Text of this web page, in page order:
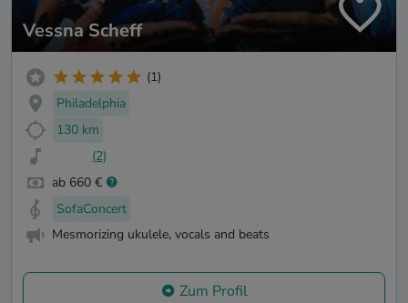
Vessna Scheff
(1)
Philadelphia
130 km
(2)
ab 660 €
SofaConcert
Mesmorizing ukulele, vocals and beats
Zum Profil